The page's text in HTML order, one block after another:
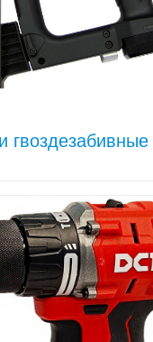
гвоздезабивные